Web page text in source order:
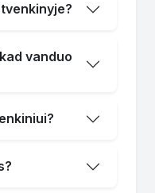
vanduo